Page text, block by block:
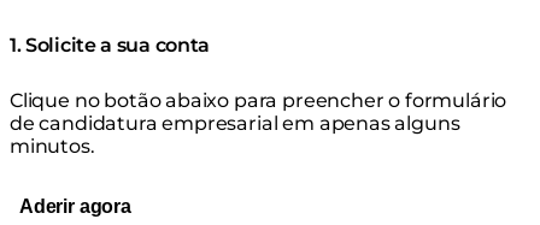
1. Solicite a sua conta
Clique no botão abaixo para preencher o formulário
de candidatura empresarial em apenas alguns
minutos.
Aderir agora